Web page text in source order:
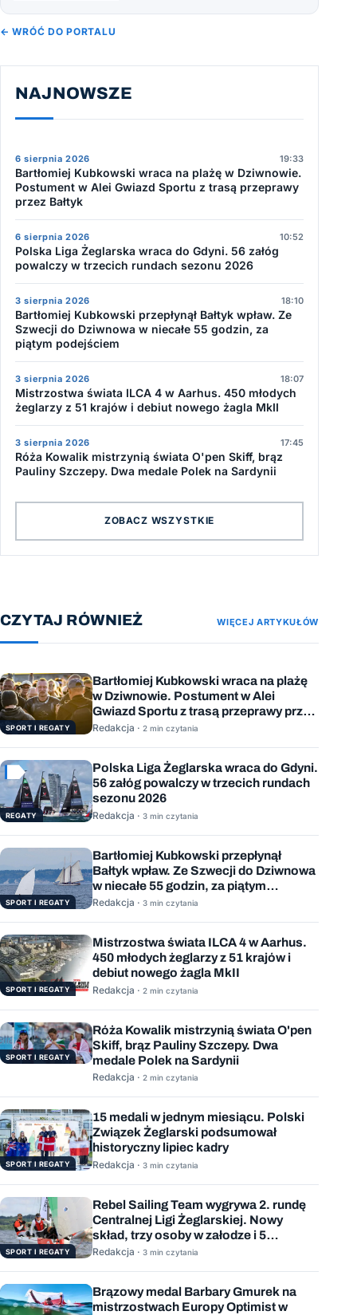
← WRÓĆ DO PORTALU
NAJNOWSZE
6 sierpnia 2026 19:33
Bartłomiej Kubkowski wraca na plażę w Dziwnowie.
Postument w Alei Gwiazd Sportu z trasą przeprawy
przez Bałtyk
6 sierpnia 2026 10:52
Polska Liga Żeglarska wraca do Gdyni. 56 załóg
powalczy w trzecich rundach sezonu 2026
3 sierpnia 2026 18:10
Bartłomiej Kubkowski przepłynął Bałtyk wpław. Ze
Szwecji do Dziwnowa w niecałe 55 godzin, za
piątym podejściem
3 sierpnia 2026 18:07
Mistrzostwa świata ILCA 4 w Aarhus. 450 młodych
żeglarzy z 51 krajów i debiut nowego żagla MkII
3 sierpnia 2026 17:45
Róża Kowalik mistrzynią świata O'pen Skiff, brąz
Pauliny Szczepy. Dwa medale Polek na Sardynii
ZOBACZ WSZYSTKIE
CZYTAJ RÓWNIEŻ WIĘCEJ ARTYKUŁÓW
SPORT I REGATY
Bartłomiej Kubkowski wraca na plażę
w Dziwnowie. Postument w Alei
Gwiazd Sportu z trasą przeprawy przez
Bałtyk
Redakcja · 2 min czytania
REGATY
Polska Liga Żeglarska wraca do Gdyni.
56 załóg powalczy w trzecich rundach
sezonu 2026
Redakcja · 3 min czytania
SPORT I REGATY
Bartłomiej Kubkowski przepłynął
Bałtyk wpław. Ze Szwecji do Dziwnowa
w niecałe 55 godzin, za piątym
podejściem
Redakcja · 3 min czytania
SPORT I REGATY
Mistrzostwa świata ILCA 4 w Aarhus.
450 młodych żeglarzy z 51 krajów i
debiut nowego żagla MkII
Redakcja · 2 min czytania
SPORT I REGATY
Róża Kowalik mistrzynią świata O'pen
Skiff, brąz Pauliny Szczepy. Dwa
medale Polek na Sardynii
Redakcja · 2 min czytania
SPORT I REGATY
15 medali w jednym miesiącu. Polski
Związek Żeglarski podsumował
historyczny lipiec kadry
Redakcja · 3 min czytania
SPORT I REGATY
Rebel Sailing Team wygrywa 2. rundę
Centralnej Ligi Żeglarskiej. Nowy
skład, trzy osoby w załodze i 5
wygranych wyścigów
Redakcja · 3 min czytania
Brązowy medal Barbary Gmurek na
mistrzostwach Europy Optimist w